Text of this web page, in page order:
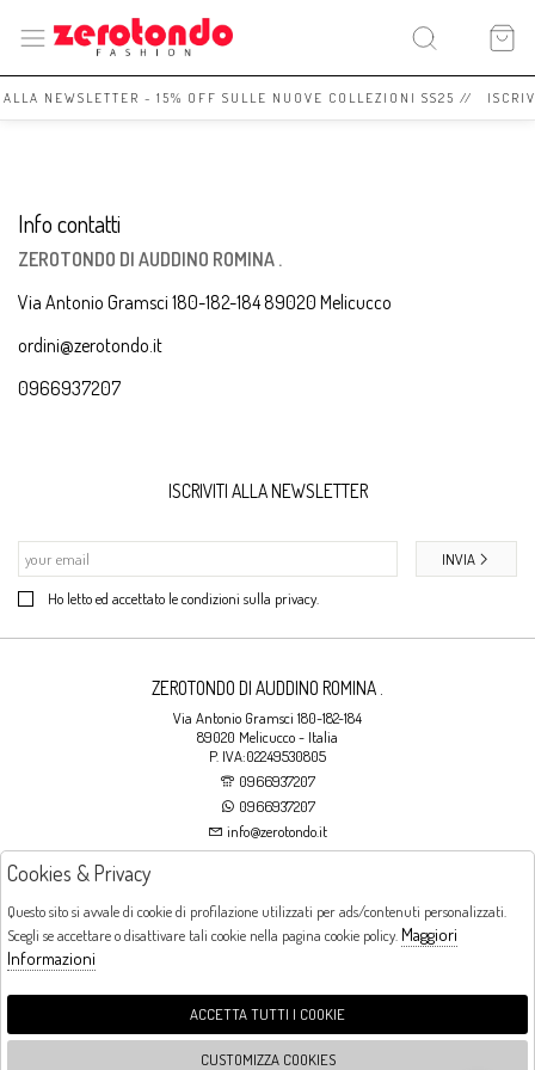
NEWSLETTER - 15% OFF SULLE NUOVE COLLEZIONI SS25 //
Info contatti
ZEROTONDO DI AUDDINO ROMINA .
Via Antonio Gramsci 180-182-184 89020 Melicucco
ordini@zerotondo.it
0966937207
ISCRIVITI ALLA NEWSLETTER
Ho letto ed accettato le condizioni sulla privacy.
INVIA
ZEROTONDO DI AUDDINO ROMINA .
Via Antonio Gramsci 180-182-184
89020 Melicucco - Italia
P. IVA:02249530805
0966937207
0966937207
info@zerotondo.it
Orari di apertura
LUNEDI: CHIUSO LA MATTINA - DALLE 16:00 ALLE 20:00 DAL MARTEDI AL
Cookies & Privacy
Questo sito si avvale di cookie di profilazione utilizzati per ads/contenuti personalizzati.
Scegli se accettare o disattivare tali cookie nella pagina cookie policy. Maggiori
Informazioni
ACCETTA TUTTI I COOKIE
CUSTOMIZZA COOKIES